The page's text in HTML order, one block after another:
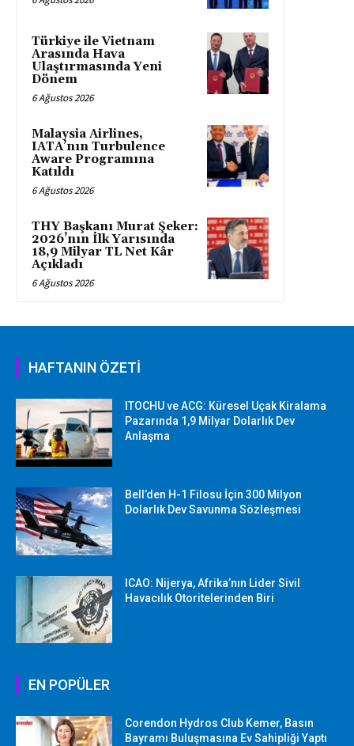
Türkiye ile Vietnam
Arasında Hava
Ulaştırmasında Yeni
Dönem
6 Ağustos 2026
Malaysia Airlines,
IATA’nın Turbulence
Aware Programına
Katıldı
6 Ağustos 2026
THY Başkanı Murat Şeker:
2026’nın İlk Yarısında
18,9 Milyar TL Net Kâr
Açıkladı
6 Ağustos 2026
HAFTANIN ÖZETİ
ITOCHU ve ACG: Küresel Uçak Kiralama
Pazarında 1,9 Milyar Dolarlık Dev
Anlaşma
Bell’den H-1 Filosu İçin 300 Milyon
Dolarlık Dev Savunma Sözleşmesi
ICAO: Nijerya, Afrika’nın Lider Sivil
Havacılık Otoritelerinden Biri
EN POPÜLER
Corendon Hydros Club Kemer, Basın
Bayramı Buluşmasına Ev Sahipliği Yaptı